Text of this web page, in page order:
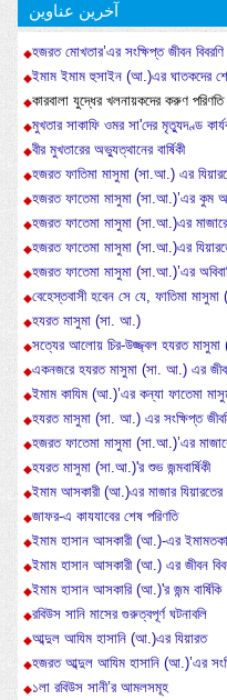
آخرین عناوین
হজরত মোখতার’এর সংক্ষিপ্ত জীবন বিবরণি
ইমাম ইমাম হুসাইন (আ.)এর ঘাতকদের
কারবালা যুদ্ধের খলনায়কদের করুণ পরিণতি
মুখতার সাকাফি ওমর সা'দের মৃত্যুদণ্ড
বীর মুখতারের অভ্যুত্থানের বার্ষিকী
হজরত ফাতিমা মাসুমা (সা.আ.) এর
হজরত ফাতেমা মাসুমা (সা.আ.)’এর কুম
হজরত ফাতেমা মাসুমা (সা.আ.)এর
হজরত ফাতেমা মাসুমা (সা.আ.)এর
হজরত ফাতেমা মাসুমা (সা.আ.)’এর
বেহেস্তবাসী হবেন সে যে, ফাতিমা মাসুমা
হযরত মাসুমা (সা. আ.)
সত্যের আলোয় চির-উজ্জ্বল হযরত মাসুমা
একনজরে হযরত মাসুমা (সা. আ.) এর
ইমাম কাযিম (আ.)’এর কন্যা ফাতেমা
হযরত মাসুমা (সা. আ.) এর সংক্ষিপ্ত
হজরত ফাতেমা মাসুমা (সা.আ.)’এর
হযরত মাসুমা (সা.আ.)'র শুভ জন্মবার্ষিকী
ইমাম আসকারী (আ.)এর মাজার যিয়ারতের
জাফর-এ কাযযাবের শেষ পরিণতি
ইমাম হাসান আসকারী (আ.)-এর
ইমাম হাসান আসকারী (আ.) এর জীবন
ইমাম হাসান আসকারি (আ.)'র জন্ম বার্ষিকি
রবিউস সানি মাসের গুরুত্বপূর্ণ ঘটনাবলি
আব্দুল আযিম হাসানি (আ.)এর যিয়ারত
হজরত আব্দুল আযিম হাসানি (আ.)’এর
১লা রবিউস সানী’র আমলসমূহ